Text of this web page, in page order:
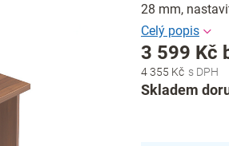
4 355 Kč
3 599 Kč
Měrná
cena:
Skladem
28 mm,